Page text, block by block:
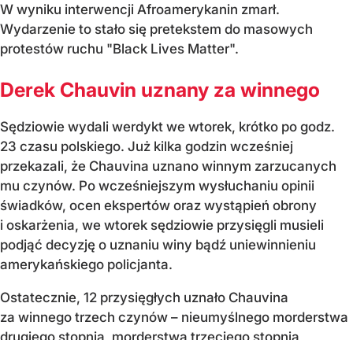
W wyniku interwencji Afroamerykanin zmarł.
Wydarzenie to stało się pretekstem do masowych
protestów ruchu "Black Lives Matter".
Derek Chauvin uznany za winnego
Sędziowie wydali werdykt we wtorek, krótko po godz.
23 czasu polskiego. Już kilka godzin wcześniej
przekazali, że Chauvina uznano winnym zarzucanych
mu czynów. Po wcześniejszym wysłuchaniu opinii
świadków, ocen ekspertów oraz wystąpień obrony
i oskarżenia, we wtorek sędziowie przysięgli musieli
podjąć decyzję o uznaniu winy bądź uniewinnieniu
amerykańskiego policjanta.
Ostatecznie, 12 przysięgłych uznało Chauvina
za winnego trzech czynów – nieumyślnego morderstwa